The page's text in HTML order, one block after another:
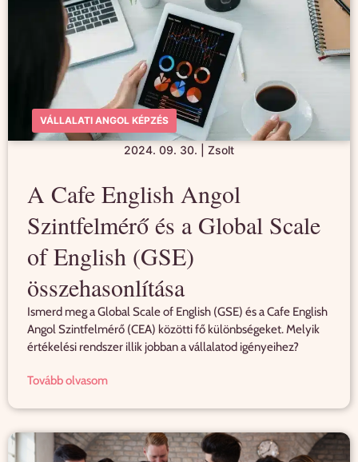
VÁLLALATI ANGOL KÉPZÉS
2024. 09. 30. Zsolt
A Cafe English Angol
Szintfelmérő és a Global Scale
of English (GSE)
összehasonlítása
Ismerd meg a Global Scale of English (GSE) és a Cafe English
Angol Szintfelmérő (CEA) közötti fő különbségeket. Melyik
értékelési rendszer illik jobban a vállalatod igényeihez?
Tovább olvasom